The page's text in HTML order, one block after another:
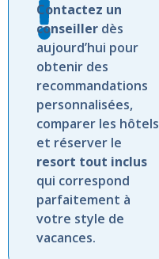
Contactez un
conseiller dès
aujourd’hui pour
obtenir des
recommandations
personnalisées,
comparer les hôtels
et réserver le
resort tout inclus
qui correspond
parfaitement à
votre style de
vacances.